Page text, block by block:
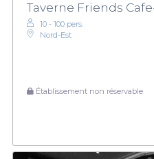
Taverne Friends
10 - 100 pers.
Nord-Est
Établissement non réservable